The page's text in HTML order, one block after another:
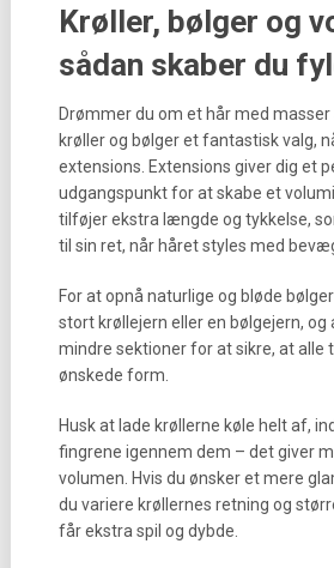
Krøller, bølger og
sådan skaber du
Drømmer du om et hår med
krøller og bølger et fantastisk valg,
extensions. Extensions giver dig et
udgangspunkt for at skabe et
tilføjer ekstra længde og tykkelse,
til sin ret, når håret styles med
For at opnå naturlige og bløde
stort krøllejern eller en bølgejern, og
mindre sektioner for at sikre, at alle
ønskede form.
Husk at lade krøllerne køle helt af,
fingrene igennem dem – det giver
volumen. Hvis du ønsker et mere
du variere krøllernes retning og
får ekstra spil og dybde.